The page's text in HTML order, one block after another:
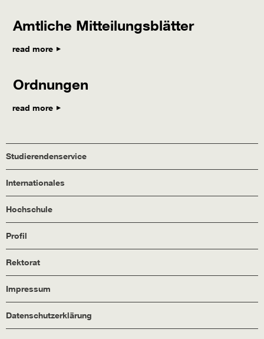
Amtliche Mitteilungsblätter
read more
Ordnungen
read more
Studierendenservice
Internationales
Hochschule
Profil
Rektorat
Impressum
Datenschutzerklärung